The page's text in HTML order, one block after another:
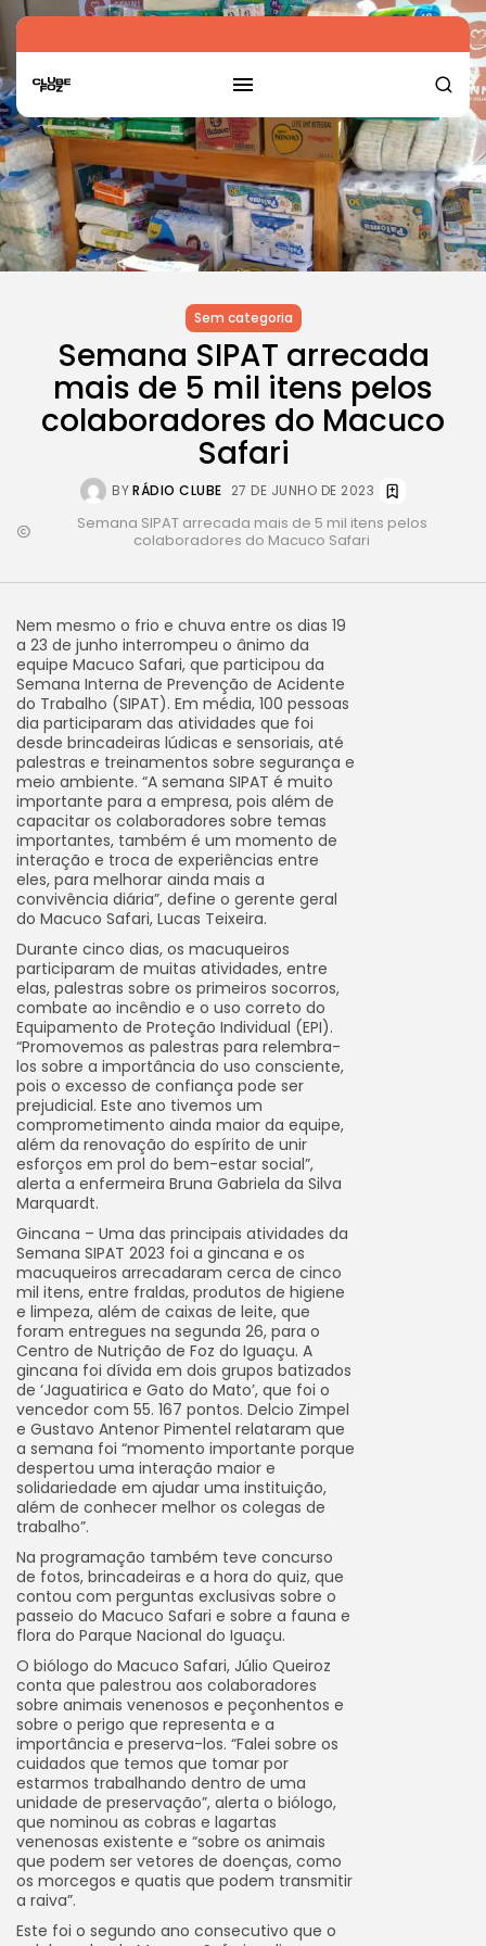
Sem categoria
Semana SIPAT arrecada
mais de 5 mil itens pelos
colaboradores do Macuco
Safari
BYRÁDIO CLUBE 27 DE JUNHO DE 2023
Semana SIPAT arrecada mais de 5 mil itens pelos
colaboradores do Macuco Safari
Nem mesmo o frio e chuva entre os dias 19
a 23 de junho interrompeu o ânimo da
equipe Macuco Safari, que participou da
Semana Interna de Prevenção de Acidente
do Trabalho (SIPAT). Em média, 100 pessoas
dia participaram das atividades que foi
desde brincadeiras lúdicas e sensoriais, até
palestras e treinamentos sobre segurança e
meio ambiente. “A semana SIPAT é muito
importante para a empresa, pois além de
capacitar os colaboradores sobre temas
importantes, também é um momento de
interação e troca de experiências entre
eles, para melhorar ainda mais a
convivência diária”, define o gerente geral
do Macuco Safari, Lucas Teixeira.
Durante cinco dias, os macuqueiros
participaram de muitas atividades, entre
elas, palestras sobre os primeiros socorros,
combate ao incêndio e o uso correto do
Equipamento de Proteção Individual (EPI).
“Promovemos as palestras para relembra-
los sobre a importância do uso consciente,
pois o excesso de confiança pode ser
prejudicial. Este ano tivemos um
comprometimento ainda maior da equipe,
além da renovação do espírito de unir
esforços em prol do bem-estar social”,
alerta a enfermeira Bruna Gabriela da Silva
Marquardt.
Gincana – Uma das principais atividades da
Semana SIPAT 2023 foi a gincana e os
macuqueiros arrecadaram cerca de cinco
mil itens, entre fraldas, produtos de higiene
e limpeza, além de caixas de leite, que
foram entregues na segunda 26, para o
Centro de Nutrição de Foz do Iguaçu. A
gincana foi dívida em dois grupos batizados
de ‘Jaguatirica e Gato do Mato’, que foi o
vencedor com 55. 167 pontos. Delcio Zimpel
e Gustavo Antenor Pimentel relataram que
a semana foi “momento importante porque
despertou uma interação maior e
solidariedade em ajudar uma instituição,
além de conhecer melhor os colegas de
trabalho”.
Na programação também teve concurso
de fotos, brincadeiras e a hora do quiz, que
contou com perguntas exclusivas sobre o
passeio do Macuco Safari e sobre a fauna e
flora do Parque Nacional do Iguaçu.
O biólogo do Macuco Safari, Júlio Queiroz
conta que palestrou aos colaboradores
sobre animais venenosos e peçonhentos e
sobre o perigo que representa e a
importância e preserva-los. “Falei sobre os
cuidados que temos que tomar por
estarmos trabalhando dentro de uma
unidade de preservação”, alerta o biólogo,
que nominou as cobras e lagartas
venenosas existente e “sobre os animais
que podem ser vetores de doenças, como
os morcegos e quatis que podem transmitir
a raiva”.
Este foi o segundo ano consecutivo que o